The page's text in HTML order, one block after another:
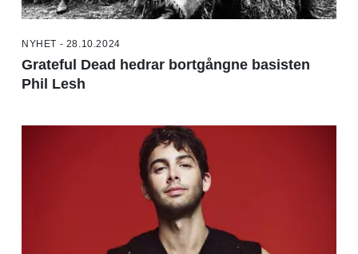
NYHET - 28.10.2024
Grateful Dead hedrar bortgångne basisten
Phil Lesh